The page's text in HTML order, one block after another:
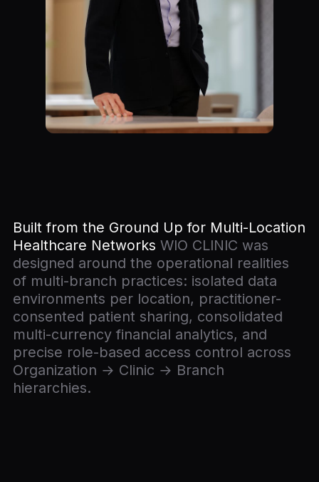
Built from the Ground Up for Multi-Location
Healthcare Networks WIO CLINIC was
designed around the operational realities
of multi-branch practices: isolated data
environments per location, practitioner-
consented patient sharing, consolidated
multi-currency financial analytics, and
precise role-based access control across
Organization → Clinic → Branch
hierarchies.